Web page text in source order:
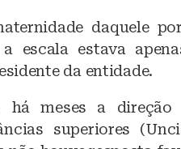
daquele
escala estava
da entidade.
há meses a
superiores